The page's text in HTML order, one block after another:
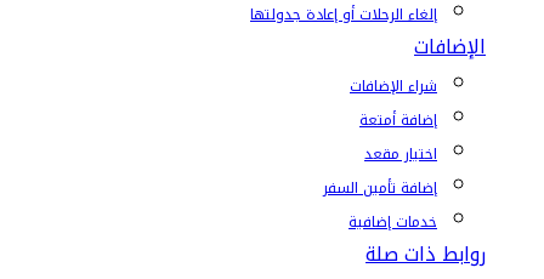
إلغاء الرحلات أو إعادة جدولتها
الإضافات
شراء الإضافات
إضافة أمتعة
اختيار مقعد
إضافة تأمين السفر
خدمات إضافية
روابط ذات صلة